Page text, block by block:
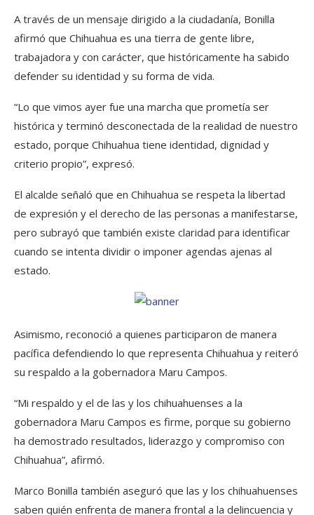
A través de un mensaje dirigido a la ciudadanía, Bonilla
afirmó que Chihuahua es una tierra de gente libre,
trabajadora y con carácter, que históricamente ha sabido
defender su identidad y su forma de vida.
“Lo que vimos ayer fue una marcha que prometía ser
histórica y terminó desconectada de la realidad de nuestro
estado, porque Chihuahua tiene identidad, dignidad y
criterio propio”, expresó.
El alcalde señaló que en Chihuahua se respeta la libertad
de expresión y el derecho de las personas a manifestarse,
pero subrayó que también existe claridad para identificar
cuando se intenta dividir o imponer agendas ajenas al
estado.
Asimismo, reconoció a quienes participaron de manera
pacífica defendiendo lo que representa Chihuahua y reiteró
su respaldo a la gobernadora Maru Campos.
“Mi respaldo y el de las y los chihuahuenses a la
gobernadora Maru Campos es firme, porque su gobierno
ha demostrado resultados, liderazgo y compromiso con
Chihuahua”, afirmó.
Marco Bonilla también aseguró que las y los chihuahuenses
saben quién enfrenta de manera frontal a la delincuencia y